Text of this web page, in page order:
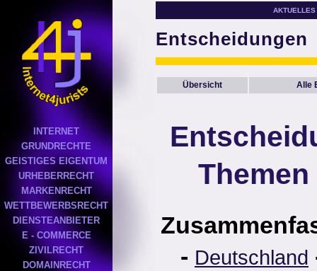
INTERNET
GRUNDRECHTE
GEISTIGES EIGENTUM
URHEBERRECHT
MARKENRECHT
WETTBEWERBSRECHT
DIENSTEANBIETER
E - COMMERCE
ZIVILRECHT
DOMAINRECHT
AKTUELLES
Entscheidungen
Übersicht Alle
- Deutschland